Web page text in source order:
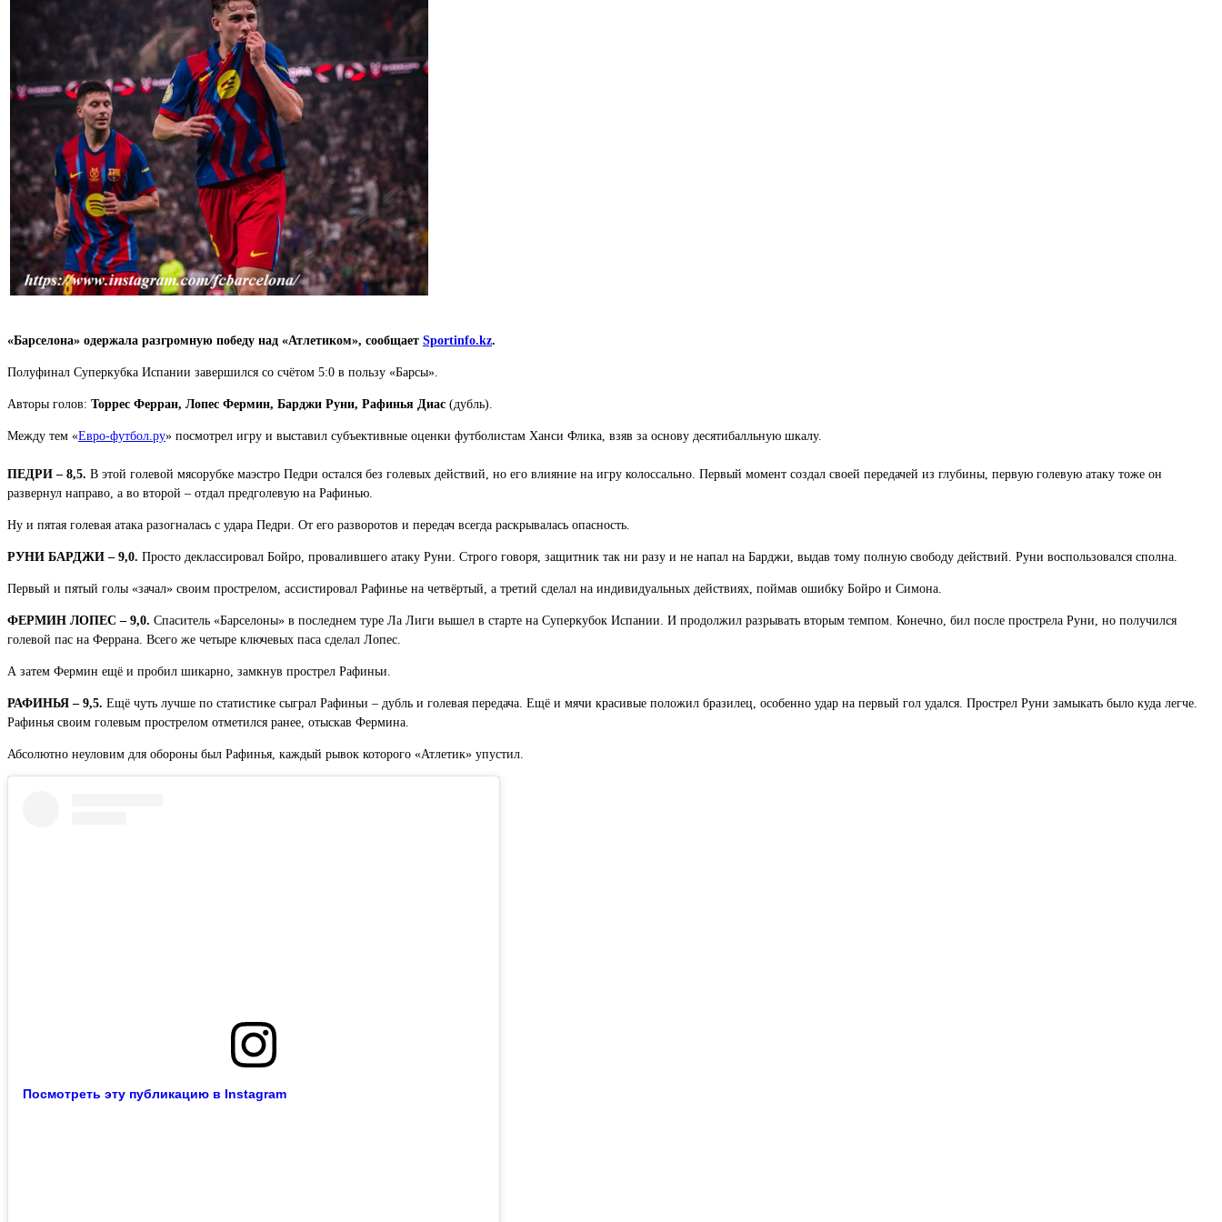
«Барселона» одержала разгромную победу над «Атлетиком», сообщает Sportinfo.kz.
Полуфинал Суперкубка Испании завершился со счётом 5:0 в пользу «Барсы».
Авторы голов: Торрес Ферран, Лопес Фермин, Барджи Руни, Рафинья Диас (дубль).
Между тем «Евро-футбол.ру» посмотрел игру и выставил субъективные оценки футболистам Ханси Флика, взяв за основу десятибалльную шкалу.
ПЕДРИ – 8,5. В этой голевой мясорубке маэстро Педри остался без голевых действий, но его влияние на игру колоссально. Первый момент создал своей передачей из глубины, первую голевую атаку тоже он
развернул направо, а во второй – отдал предголевую на Рафинью.
Ну и пятая голевая атака разогналась с удара Педри. От его разворотов и передач всегда раскрывалась опасность.
РУНИ БАРДЖИ – 9,0. Просто деклассировал Бойро, провалившего атаку Руни. Строго говоря, защитник так ни разу и не напал на Барджи, выдав тому полную свободу действий. Руни воспользовался сполна.
Первый и пятый голы «зачал» своим прострелом, ассистировал Рафинье на четвёртый, а третий сделал на индивидуальных действиях, поймав ошибку Бойро и Симона.
ФЕРМИН ЛОПЕС – 9,0. Спаситель «Барселоны» в последнем туре Ла Лиги вышел в старте на Суперкубок Испании. И продолжил разрывать вторым темпом. Конечно, бил после прострела Руни, но получился
голевой пас на Феррана. Всего же четыре ключевых паса сделал Лопес.
А затем Фермин ещё и пробил шикарно, замкнув прострел Рафиньи.
РАФИНЬЯ – 9,5. Ещё чуть лучше по статистике сыграл Рафиньи – дубль и голевая передача. Ещё и мячи красивые положил бразилец, особенно удар на первый гол удался. Прострел Руни замыкать было куда легче.
Рафинья своим голевым прострелом отметился ранее, отыскав Фермина.
Абсолютно неуловим для обороны был Рафинья, каждый рывок которого «Атлетик» упустил.
Посмотреть эту публикацию в Instagram